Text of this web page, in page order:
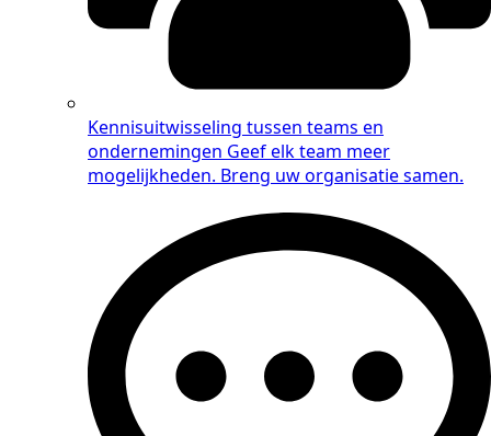
Kennisuitwisseling tussen teams en
ondernemingen Geef elk team meer
mogelijkheden. Breng uw organisatie samen.